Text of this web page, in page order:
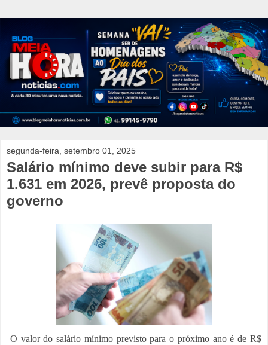
segunda-feira, setembro 01, 2025
Salário mínimo deve subir para R$
1.631 em 2026, prevê proposta do
governo
O valor do salário mínimo previsto para o próximo ano é de R$